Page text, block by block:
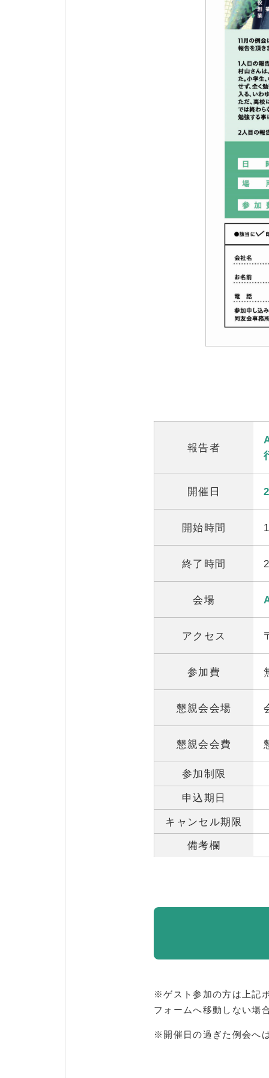
報告者
開催日
開始時間
終了時間
会場
アクセス
参加費
懇親会会場
懇親会会費
参加制限
申込期日
キャンセル期限
備考欄
※ゲスト参加の方は上記
フォームへ移動しない場
※開催日の過ぎた例会へ